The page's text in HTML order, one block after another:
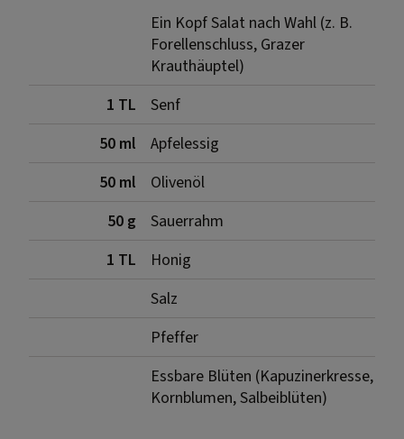
Ein Kopf Salat nach Wahl (z. B.
Forellenschluss, Grazer
Krauthäuptel)
1 TL
Senf
50 ml
Apfelessig
50 ml
Olivenöl
50 g
Sauerrahm
1 TL
Honig
Salz
Pfeffer
Essbare Blüten (Kapuzinerkresse,
Kornblumen, Salbeiblüten)